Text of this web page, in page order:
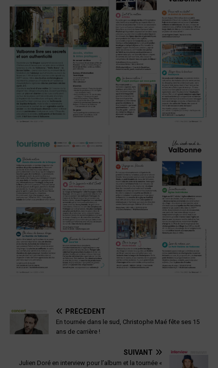
PRÉCÉDENT
En tournée dans le sud, Christophe Maé fête ses 15
ans de carrière !
SUIVANT
Julien Doré en interview pour l’album et la tournée «